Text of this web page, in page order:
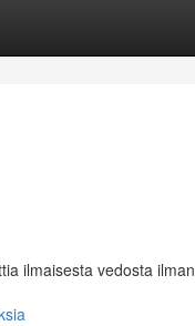
ilmaisesta vedosta ilman